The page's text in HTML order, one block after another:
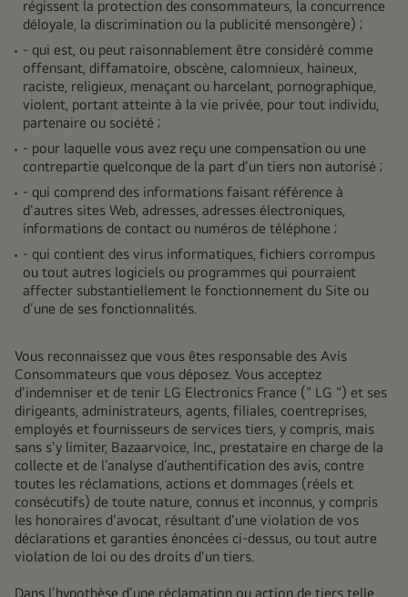
régissent la protection des consommateurs, la concurrence
déloyale, la discrimination ou la publicité mensongère) ;
- qui est, ou peut raisonnablement être considéré comme
offensant, diffamatoire, obscène, calomnieux, haineux,
raciste, religieux, menaçant ou harcelant, pornographique,
violent, portant atteinte à la vie privée, pour tout individu,
partenaire ou société ;
- pour laquelle vous avez reçu une compensation ou une
contrepartie quelconque de la part d'un tiers non autorisé ;
- qui comprend des informations faisant référence à
d'autres sites Web, adresses, adresses électroniques,
informations de contact ou numéros de téléphone ;
- qui contient des virus informatiques, fichiers corrompus
ou tout autres logiciels ou programmes qui pourraient
affecter substantiellement le fonctionnement du Site ou
d’une de ses fonctionnalités.
Vous reconnaissez que vous êtes responsable des Avis
Consommateurs que vous déposez. Vous acceptez
d'indemniser et de tenir LG Electronics France (" LG ") et ses
dirigeants, administrateurs, agents, filiales, coentreprises,
employés et fournisseurs de services tiers, y compris, mais
sans s'y limiter, Bazaarvoice, Inc., prestataire en charge de la
collecte et de l’analyse d’authentification des avis, contre
toutes les réclamations, actions et dommages (réels et
consécutifs) de toute nature, connus et inconnus, y compris
les honoraires d'avocat, résultant d'une violation de vos
déclarations et garanties énoncées ci-dessus, ou tout autre
violation de loi ou des droits d'un tiers.
Dans l’hypothèse d’une réclamation ou action de tiers telle